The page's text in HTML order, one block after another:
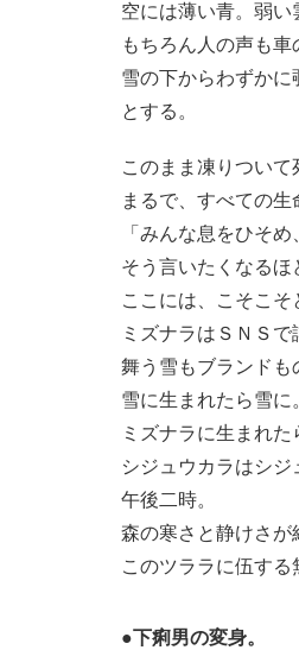
空には薄い青。弱い
もちろん人の声も
雪の下からわずか
とする。
このまま凍りついて
まるで、すべての生
「みんな息をひそ
そう言いたくなるほ
ここには、こそこそ
ミズナラはＳＮＳで
舞う雪もブランドも
雪に生まれたら雪に
ミズナラに生まれた
シジュウカラはシジ
午後二時。
森の寒さと静けさが
このツララに伍する
●下痢男の変身。